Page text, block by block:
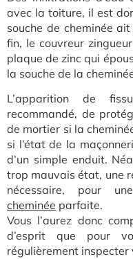
avec la toiture, il est
souche de cheminée
fin, le couvreur
plaque de zinc qui
la souche de la
L’apparition de
recommandé, de
de mortier si la
si l’état de la
d’un simple enduit.
trop mauvais état, une
nécessaire, pour
cheminée parfaite.
Vous l’aurez donc
d’esprit que pour
régulièrement inspecter